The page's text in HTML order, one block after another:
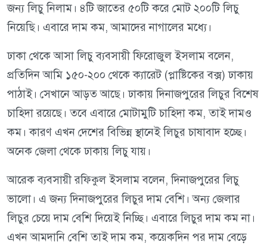
জন্য লিচু নিলাম। ৪টি জাতের ৫০টি করে মোট ২০০টি লিচু
নিয়েছি। এবারে দাম কম, আমাদের নাগালের মধ্যে।
ঢাকা থেকে আসা লিচু ব্যবসায়ী ফিরোজুল ইসলাম বলেন,
প্রতিদিন আমি ১৫০-২০০ থেকে ক্যারেট (প্লাষ্টিকের বক্স) ঢাকায়
পাঠাই। সেখানে আড়ত আছে। ঢাকায় দিনাজপুরের লিচুর বিশেষ
চাহিদা রয়েছে। তবে এবারে মোটামুটি চাহিদা কম, তাই দামও
কম। কারণ এখন দেশের বিভিন্ন স্থানেই লিচুর চাষাবাদ হচ্ছে।
অনেক জেলা থেকে ঢাকায় লিচু যায়।
আরেক ব্যবসায়ী রফিকুল ইসলাম বলেন, দিনাজপুরের লিচু
ভালো। এ জন্য দিনাজপুরের লিচুর দাম বেশি। অন্য জেলার
লিচুর চেয়ে দাম বেশি দিয়েই নিচ্ছি। এবারে লিচুর দাম কম না।
এখন আমদানি বেশি তাই দাম কম, কয়েকদিন পর দাম বেড়ে